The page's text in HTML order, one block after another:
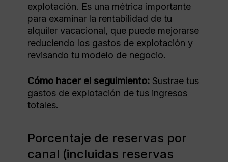
explotación. Es una métrica importante
para examinar la rentabilidad de tu
alquiler vacacional, que puede mejorarse
reduciendo los gastos de explotación y
revisando tu modelo de negocio.
Cómo hacer el seguimiento:Sustrae tus
gastos de explotación de tus ingresos
totales.
Porcentaje de reservas por
canal (incluidas reservas